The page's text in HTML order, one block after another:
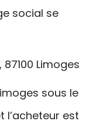
social se
Limoges
sous le
l’acheteur est